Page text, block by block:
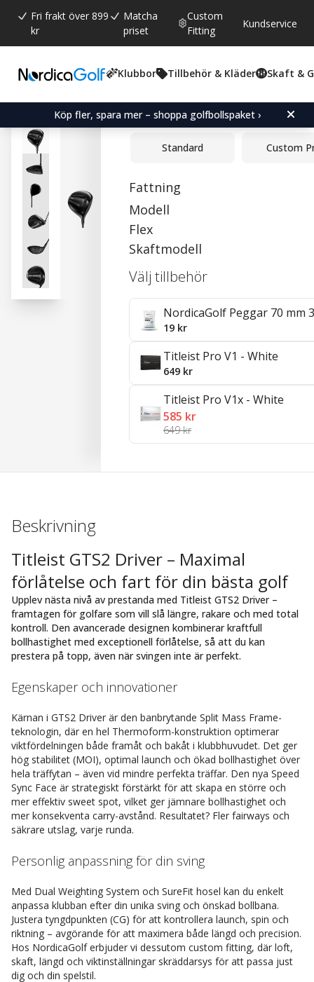
Fri frakt över 899
kr
Matcha
priset
Custom
Fitting
Kundservice
Klubbor Tillbehör & Kläder Skaft &
Köp fler, spara mer – shoppa golfbollspaket ›
Titleist GTS2 Driver
Standard Custom
Fattning
Modell
Flex
Skaftmodell
Välj tillbehör
NordicaGolf Peggar 70 mm
19 kr
Titleist Pro V1 - White
649 kr
Titleist Pro V1x - White
585 kr
649 kr
Beskrivning
Titleist GTS2 Driver – Maximal
förlåtelse och fart för din bästa golf
Upplev nästa nivå av prestanda med Titleist GTS2 Driver –
framtagen för golfare som vill slå längre, rakare och med total
kontroll. Den avancerade designen kombinerar kraftfull
bollhastighet med exceptionell förlåtelse, så att du kan
prestera på topp, även när svingen inte är perfekt.
Egenskaper och innovationer
Kärnan i GTS2 Driver är den banbrytande Split Mass Frame-
teknologin, där en hel Thermoform-konstruktion optimerar
viktfördelningen både framåt och bakåt i klubbhuvudet. Det ger
hög stabilitet (MOI), optimal launch och ökad bollhastighet över
hela träffytan – även vid mindre perfekta träffar. Den nya Speed
Sync Face är strategiskt förstärkt för att skapa en större och
mer effektiv sweet spot, vilket ger jämnare bollhastighet och
mer konsekventa carry-avstånd. Resultatet? Fler fairways och
säkrare utslag, varje runda.
Personlig anpassning för din sving
Med Dual Weighting System och SureFit hosel kan du enkelt
anpassa klubban efter din unika sving och önskad bollbana.
Justera tyngdpunkten (CG) för att kontrollera launch, spin och
riktning – avgörande för att maximera både längd och precision.
Hos NordicaGolf erbjuder vi dessutom custom fitting, där loft,
skaft, längd och viktinställningar skräddarsys för att passa just
dig och din spelstil.